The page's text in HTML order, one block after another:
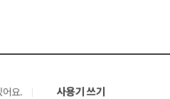
어요. 사용기 쓰기